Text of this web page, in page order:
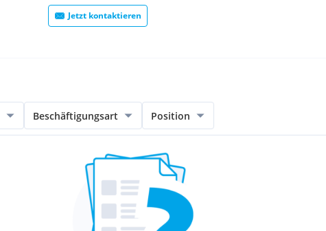
Jetzt kontaktieren
Beschäftigungsart Position